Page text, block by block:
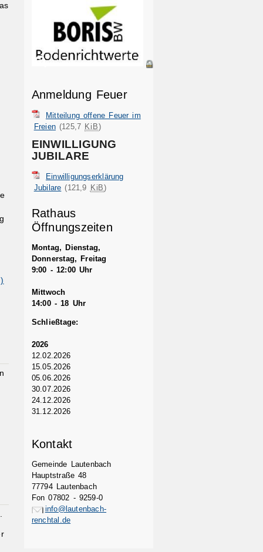
Anmeldung Feuer
Mitteilung offene Feuer im
Freien (125,7 KiB)
EINWILLIGUNG
JUBILARE
Einwilligungserklärung
Jubilare (121,9 KiB)
Rathaus
Öffnungszeiten
Montag, Dienstag,
Donnerstag, Freitag
9:00 - 12:00 Uhr
Mittwoch
14:00 - 18 Uhr
Schließtage:
2026
12.02.2026
15.05.2026
05.06.2026
30.07.2026
24.12.2026
31.12.2026
Kontakt
Gemeinde Lautenbach
Hauptstraße 48
77794 Lautenbach
Fon 07802 - 9259-0
info@lautenbach-
renchtal.de